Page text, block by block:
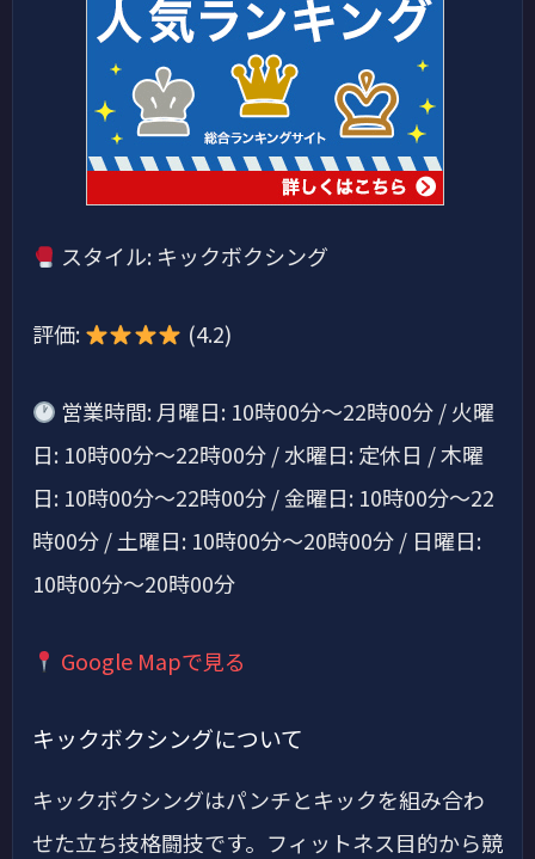
スタイル: キックボクシング
評価: (4.2)
営業時間: 月曜日: 10時00分～22時00分 / 火曜
日: 10時00分～22時00分 / 水曜日: 定休日 / 木曜
日: 10時00分～22時00分 / 金曜日: 10時00分～22
時00分 / 土曜日: 10時00分～20時00分 / 日曜日:
10時00分～20時00分
Google Mapで見る
キックボクシングについて
キックボクシングはパンチとキックを組み合わ
せた立ち技格闘技です。フィットネス目的から競